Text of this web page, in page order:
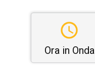
Ora in Onda